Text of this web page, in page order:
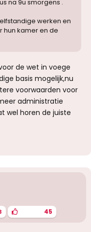
na 9u smorgens .
werken en
hun kamer en de
de wet in voege
basis mogelijk,nu
voorwaarden voor
administratie
wel horen de juiste
45